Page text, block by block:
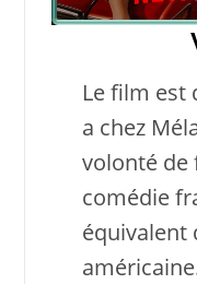
Le film est
a chez
volonté de
comédie
équivalent